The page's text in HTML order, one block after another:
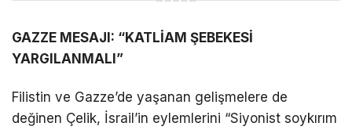
GAZZE MESAJI: “KATLİAM ŞEBEKESİ
YARGILANMALI”
Filistin ve Gazze’de yaşanan gelişmelere de
değinen Çelik, İsrail’in eylemlerini “Siyonist soykırım